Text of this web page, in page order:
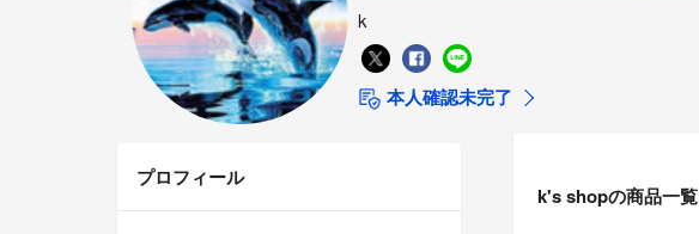
k
本人確認未完了
k's shopの商品一覧
プロフィール